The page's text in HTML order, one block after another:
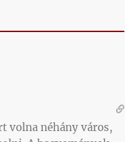
volna néhány város,